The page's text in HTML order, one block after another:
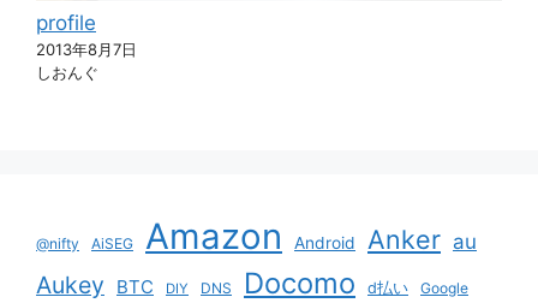
profile
2013年8月7日
しおんぐ
@nifty AiSEG Amazon Android Anker au
Aukey BTC DIY DNS Docomo d払い Google